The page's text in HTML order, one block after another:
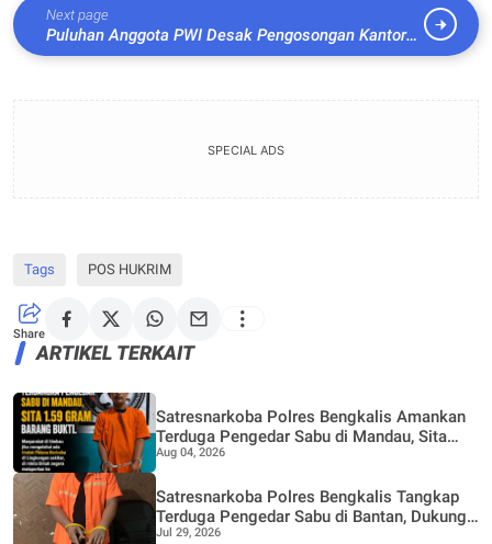
Next page
Puluhan Anggota PWI Desak Pengosongan Kantor
Pusat di Gedung Dewan Pers
SPECIAL ADS
Tags POS HUKRIM
Share
ARTIKEL TERKAIT
Satresnarkoba Polres Bengkalis Amankan
Terduga Pengedar Sabu di Mandau, Sita
1,59 Gram Barang Bukti
Aug 04, 2026
Satresnarkoba Polres Bengkalis Tangkap
Terduga Pengedar Sabu di Bantan, Dukung
Program Pencegahan Pemberantasan
Jul 29, 2026